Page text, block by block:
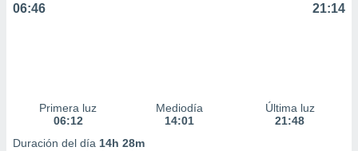
06:46 21:14
Primera luz
06:12
Mediodía
14:01
Última luz
21:48
Duración del día 14h 28m